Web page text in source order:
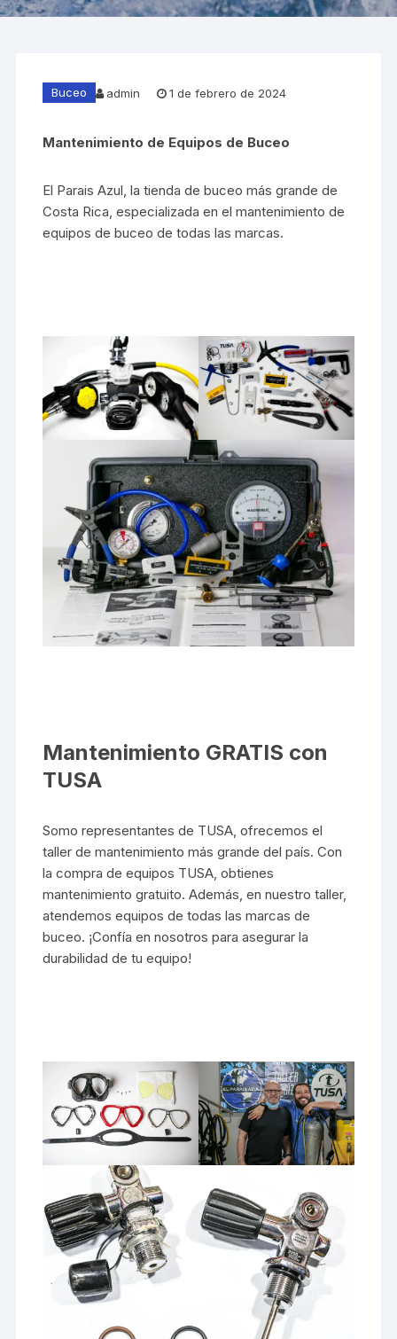
Buceo admin 1 de febrero de 2024
Mantenimiento de Equipos de Buceo
El Parais Azul, la tienda de buceo más grande de
Costa Rica, especializada en el mantenimiento de
equipos de buceo de todas las marcas.
Mantenimiento GRATIS con
TUSA
Somo representantes de TUSA, ofrecemos el
taller de mantenimiento más grande del país. Con
la compra de equipos TUSA, obtienes
mantenimiento gratuito. Además, en nuestro taller,
atendemos equipos de todas las marcas de
buceo. ¡Confía en nosotros para asegurar la
durabilidad de tu equipo!